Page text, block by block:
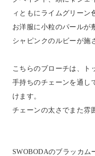
ィともにライムグリーン
お洋服に小粒のパールが
シャピンクのルビーが施
こちらのブローチは、ト
手持ちのチェーンを通し
けます。
チェーンの太さでまた雰
SWOBODAのブラッカ